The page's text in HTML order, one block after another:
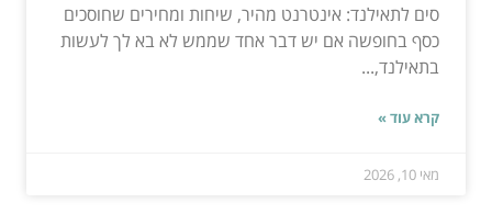
סים לתאילנד: אינטרנט מהיר, שיחות ומחירים שחוסכים
כסף בחופשה אם יש דבר אחד שממש לא בא לך לעשות
בתאילנד,...
קרא עוד »
מאי 10, 2026